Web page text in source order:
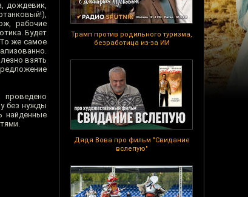
Трамп против родильного туризма,
безработица из-за ИИ
Дядя Вова про фильм "Свидание
вслепую"
дождевик,
рабочие
Будет
же самое
взять
без нужды
найденные